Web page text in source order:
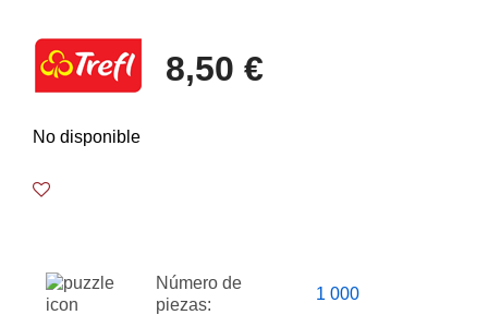
8,50 €
No disponible
Número de
piezas:
1 000